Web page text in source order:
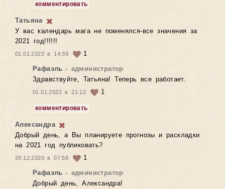
комментировать
Татьяна
У вас календарь мага не поменялся-все значения за
2021 год!!!!!!
01.01.2022 в 14:39
1
Рафаэль - администратор
Здравствуйте, Татьяна! Теперь все работает.
01.01.2022 в 21:12 1
комментировать
Александра
Добрый день, а Вы планируете прогнозы и раскладки
на 2021 год публиковать?
29.12.2020 в 07:58
1
Рафаэль - администратор
Добрый день, Александра!